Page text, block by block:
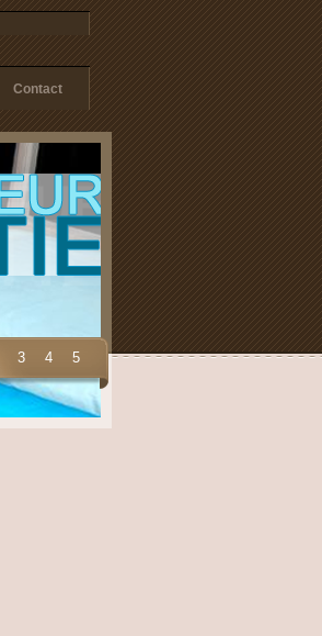
Contact
3 4 5